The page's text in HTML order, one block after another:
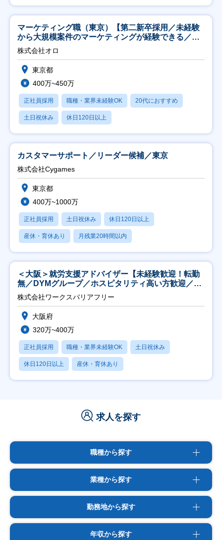
マーケティング職（東京）【第二新卒採用／未経験
から大規模案件のマーケティングが経験できる／研
修充実】
株式会社オロ
東京都
400万~450万
正社員採用 職種・業界未経験OK 20代におすすめ
土日祝休み 休日120日以上
カスタマーサポート／リーダー候補／東京
株式会社Cygames
東京都
400万~1000万
正社員採用 土日祝休み 休日120日以上
産休・育休あり 月残業20時間以内
＜大阪＞就労支援アドバイザー【未経験歓迎！転勤
無／DYMグループ／ホスピタリティ高い方歓迎／土
日祝】
株式会社ワークスバリアフリー
大阪府
320万~400万
正社員採用 職種・業界未経験OK 土日祝休み
休日120日以上 産休・育休あり
求人を探す
職種から探す
業種から探す
勤務地から探す
年収から探す